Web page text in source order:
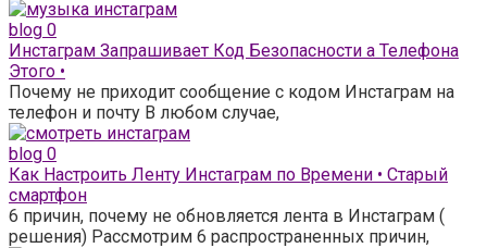
blog 0
Инстаграм Запрашивает Код Безопасности а Телефона
Этого •
Почему не приходит сообщение с кодом Инстаграм на
телефон и почту В любом случае,
blog 0
Как Настроить Ленту Инстаграм по Времени • Старый
смартфон
6 причин, почему не обновляется лента в Инстаграм (
решения) Рассмотрим 6 распространенных причин,